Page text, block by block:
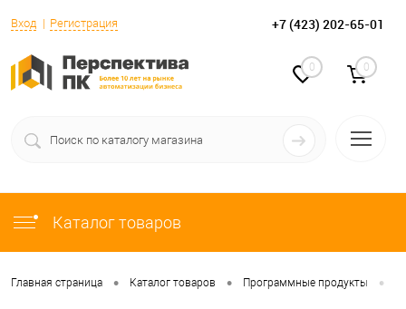
Вход Регистрация +7 (423) 202-65-01
0 0
Каталог товаров
Главная страница • Каталог товаров • Программные продукты •